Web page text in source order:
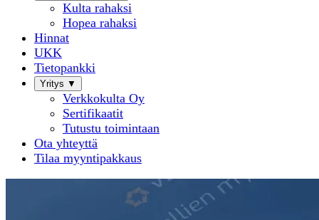
Kulta rahaksi
Hopea rahaksi
Hinnat
UKK
Tietopankki
Yritys ▼
Verkkokulta Oy
Sertifikaatit
Tutustu toimintaan
Ota yhteyttä
Tilaa myyntipakkaus